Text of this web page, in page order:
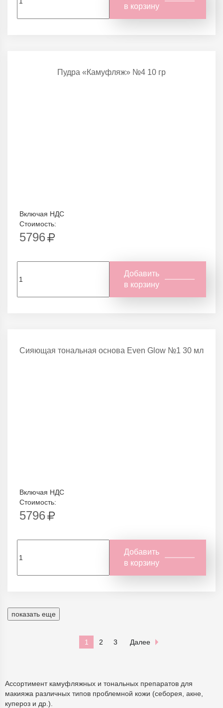
в корзину
Пудра «Камуфляж» №4 10 гр
Включая НДС
Стоимость:
5796
Добавить
в корзину
Сияющая тональная основа Even Glow №1 30 мл
Включая НДС
Стоимость:
5796
Добавить
в корзину
показать еще
1 2 3 Далее
Ассортимент камуфляжных и тональных препаратов для
макияжа различных типов проблемной кожи (себорея, акне,
купероз и др.).